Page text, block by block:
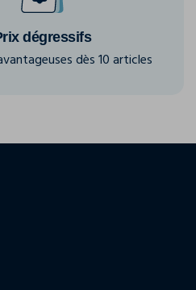
dégressifs
dès 10 articles